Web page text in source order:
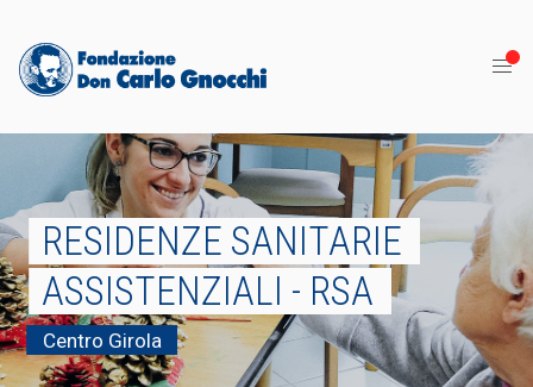
RESIDENZE SANITARIE
ASSISTENZIALI - RSA
Centro Girola